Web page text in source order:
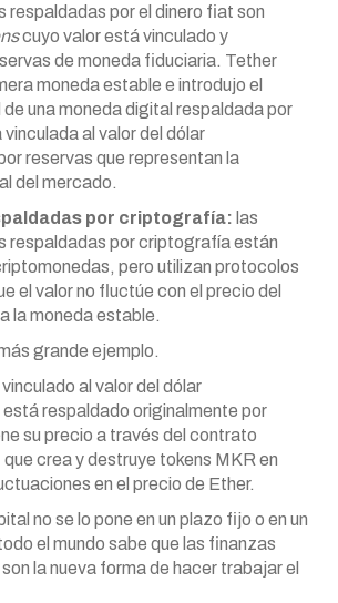
respaldadas por el dinero fiat son
cuyo valor está vinculado y
de moneda fiduciaria. Tether
moneda estable e introdujo el
una moneda digital respaldada por
al valor del dólar
reservas que representan la
del mercado.
por criptografía: las
respaldadas por criptografía están
pero utilizan protocolos
el valor no fluctúe con el precio del
la moneda estable.
grande ejemplo.
al valor del dólar
respaldado originalmente por
su precio a través del contrato
crea y destruye tokens MKR en
en el precio de Ether.
no se lo pone en un plazo fijo o en un
el mundo sabe que las finanzas
la nueva forma de hacer trabajar el